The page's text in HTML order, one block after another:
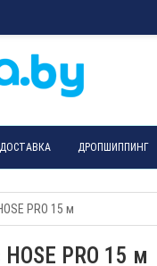
ДОСТАВКА ДРОПШИППИНГ
PRO 15 м
PRO 15 м